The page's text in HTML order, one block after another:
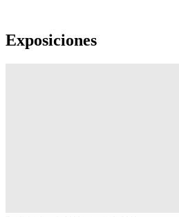
Exposiciones